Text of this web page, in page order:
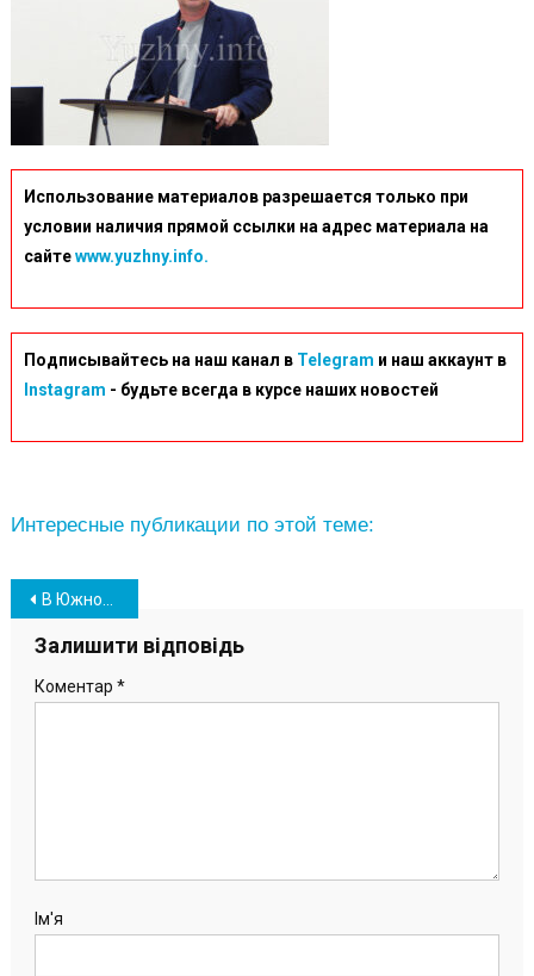
Использование материалов разрешается только при
условии наличия прямой ссылки на адрес материала на
сайтеwww.yuzhny.info.
Подписывайтесь на наш канал в Telegram и наш аккаунт в
Instagram - будьте всегда в курсе наших новостей
Интересные публикации по этой теме:
Навігація
записів
В Южному обговорили питання щодо стану та утримання очисних споруд
Залишити відповідь
Коментар *
Ім'я